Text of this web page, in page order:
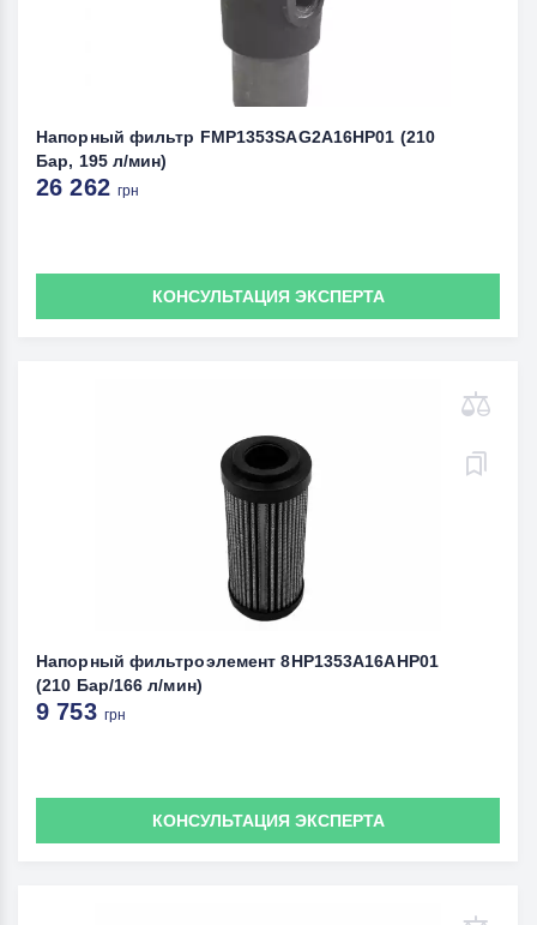
Напорный фильтр FMP1353SAG2A16HP01 (210
Бар, 195 л/мин)
26 262грн
КОНСУЛЬТАЦИЯ ЭКСПЕРТА
Напорный фильтроэлемент 8HP1353A16AHP01
(210 Бар/166 л/мин)
9 753 грн
КОНСУЛЬТАЦИЯ ЭКСПЕРТА